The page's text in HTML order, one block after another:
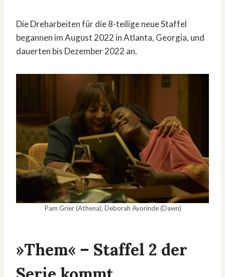
Die Dreharbeiten für die 8-teilige neue Staffel
begannen im August 2022 in Atlanta, Georgia, und
dauerten bis Dezember 2022 an.
Pam Grier (Athena), Deborah Ayorinde (Dawn)
»Them« – Staffel 2 der